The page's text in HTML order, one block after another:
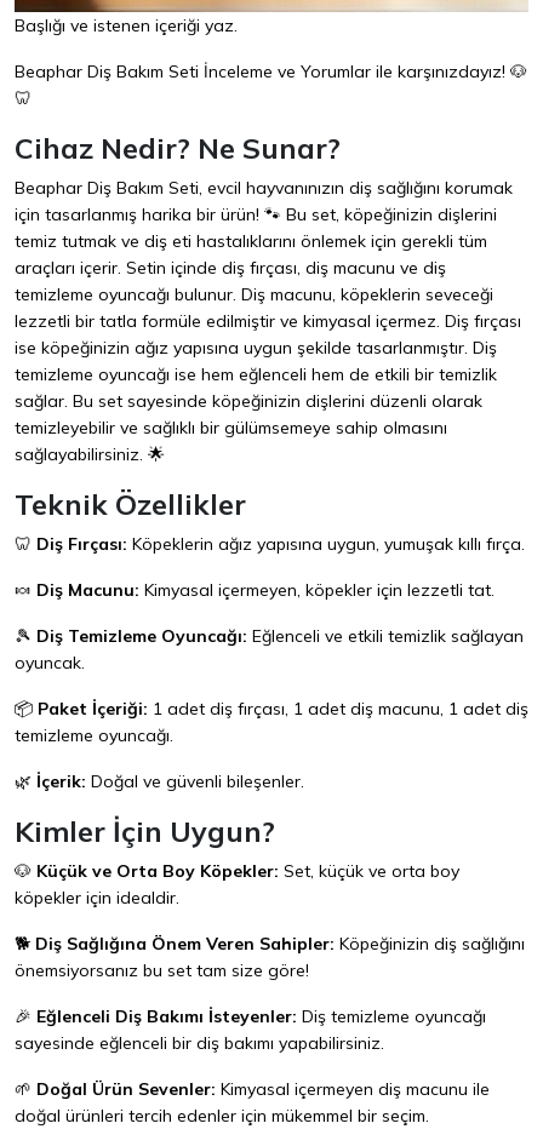
Başlığı ve istenen içeriği yaz.
Beaphar Diş Bakım Seti İnceleme ve Yorumlar ile karşınızdayız! 🐶
🦷
Cihaz Nedir? Ne Sunar?
Beaphar Diş Bakım Seti, evcil hayvanınızın diş sağlığını korumak
için tasarlanmış harika bir ürün! 🐾 Bu set, köpeğinizin dişlerini
temiz tutmak ve diş eti hastalıklarını önlemek için gerekli tüm
araçları içerir. Setin içinde diş fırçası, diş macunu ve diş
temizleme oyuncağı bulunur. Diş macunu, köpeklerin seveceği
lezzetli bir tatla formüle edilmiştir ve kimyasal içermez. Diş fırçası
ise köpeğinizin ağız yapısına uygun şekilde tasarlanmıştır. Diş
temizleme oyuncağı ise hem eğlenceli hem de etkili bir temizlik
sağlar. Bu set sayesinde köpeğinizin dişlerini düzenli olarak
temizleyebilir ve sağlıklı bir gülümsemeye sahip olmasını
sağlayabilirsiniz. 🌟
Teknik Özellikler
🦷 Diş Fırçası: Köpeklerin ağız yapısına uygun, yumuşak kıllı fırça.
🍬 Diş Macunu: Kimyasal içermeyen, köpekler için lezzetli tat.
🎾 Diş Temizleme Oyuncağı: Eğlenceli ve etkili temizlik sağlayan
oyuncak.
📦 Paket İçeriği: 1 adet diş fırçası, 1 adet diş macunu, 1 adet diş
temizleme oyuncağı.
🌿 İçerik: Doğal ve güvenli bileşenler.
Kimler İçin Uygun?
🐶 Küçük ve Orta Boy Köpekler: Set, küçük ve orta boy
köpekler için idealdir.
🐕 Diş Sağlığına Önem Veren Sahipler: Köpeğinizin diş sağlığını
önemsiyorsanız bu set tam size göre!
🎉 Eğlenceli Diş Bakımı İsteyenler: Diş temizleme oyuncağı
sayesinde eğlenceli bir diş bakımı yapabilirsiniz.
🌱 Doğal Ürün Sevenler: Kimyasal içermeyen diş macunu ile
doğal ürünleri tercih edenler için mükemmel bir seçim.